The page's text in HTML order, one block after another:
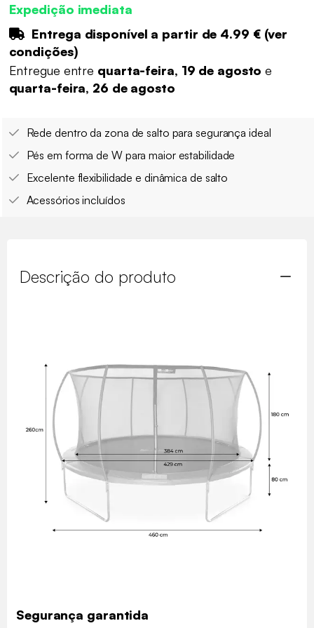
Expedição imediata
Entrega disponível a partir de 4.99 €(ver
condições)
Entregue entre quarta-feira, 19 de agostoe
quarta-feira, 26 de agosto
Rede dentro da zona de salto para segurança ideal
Pés em forma de W para maior estabilidade
Excelente flexibilidade e dinâmica de salto
Acessórios incluídos
Descrição do produto
Segurança garantida